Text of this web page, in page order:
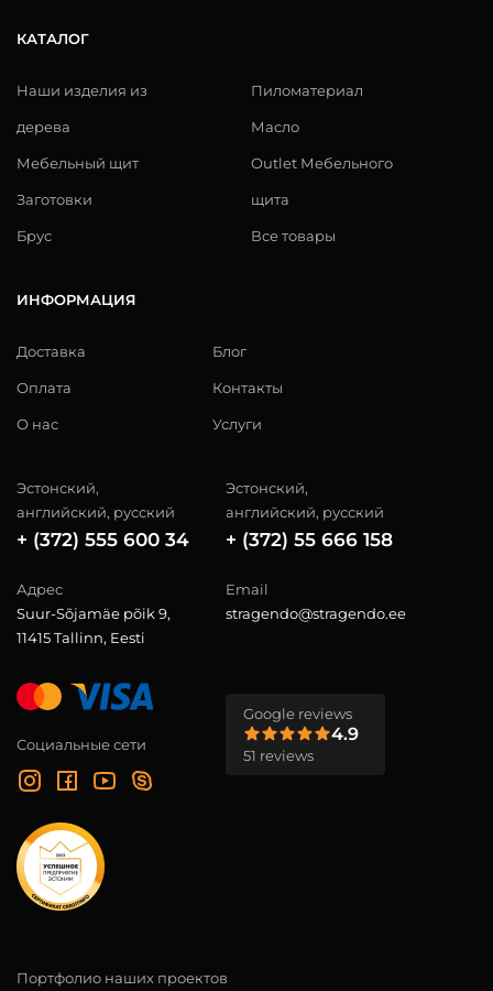
КАТАЛОГ
Наши изделия из
дерева
Мебельный щит
Заготовки
Брус
Пиломатериал
Масло
Outlet Мебельного
щита
Все товары
ИНФОРМАЦИЯ
Доставка
Оплата
О нас
Блог
Контакты
Услуги
Эстонский,
английский, русский
+ (372) 555 600 34
Эстонский,
английский, русский
+ (372) 55 666 158
Адрес
Suur-Sõjamäe põik 9,
11415 Tallinn, Eesti
Email
stragendo@stragendo.ee
Социальные сети
Google reviews
4.9
51 reviews
Портфолио наших проектов